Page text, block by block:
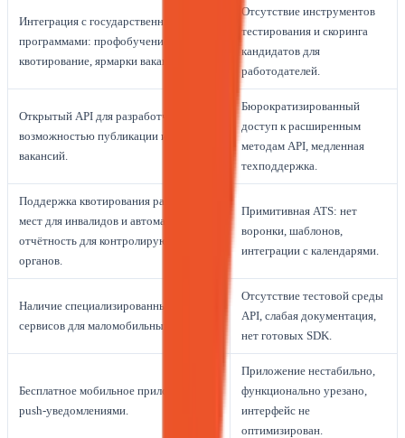
Интеграция с государственными
программами: профобучение,
квотирование, ярмарки вакансий.
Отсутствие инструментов
тестирования и скоринга
кандидатов для
работодателей.
Открытый API для разработчиков с
возможностью публикации и поиска
вакансий.
Бюрократизированный
доступ к расширенным
методам API, медленная
техподдержка.
Поддержка квотирования рабочих
мест для инвалидов и автоматическая
отчётность для контролирующих
органов.
Примитивная ATS: нет
воронки, шаблонов,
интеграции с календарями.
Наличие специализированных
сервисов для маломобильных граждан.
Отсутствие тестовой среды
API, слабая документация,
нет готовых SDK.
Бесплатное мобильное приложение с
push-уведомлениями.
Приложение нестабильно,
функционально урезано,
интерфейс не
оптимизирован.